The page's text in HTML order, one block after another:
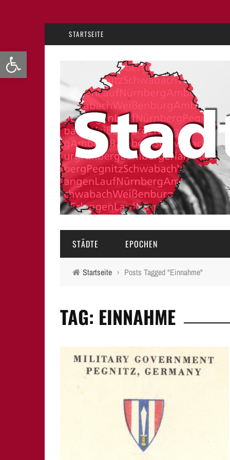
Werkzeugleiste öffnen
STARTSEITE
STÄDTE
BAMBERG
LAUF A.D. PEGNITZ
EPOCHEN
16.-18. JAHRHUNDERT
Startseite › Posts Tagged "Einnahme"
TAG: EINNAHME